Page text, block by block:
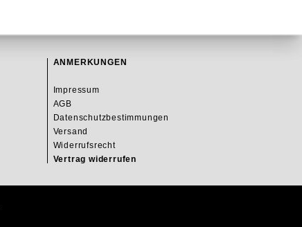
ANMERKUNGEN
Impressum
AGB
Datenschutzbestimmungen
Versand
Widerrufsrecht
Vertrag widerrufen